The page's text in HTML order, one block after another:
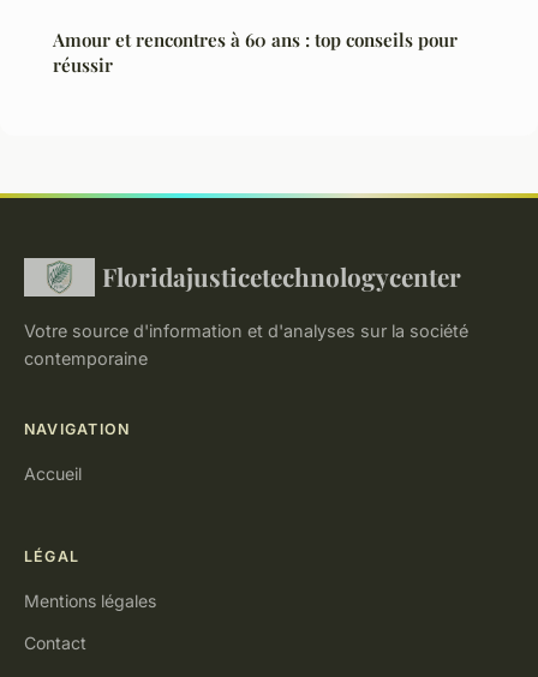
Amour et rencontres à 60 ans : top conseils pour
réussir
Floridajusticetechnologycenter
Votre source d'information et d'analyses sur la société
contemporaine
NAVIGATION
Accueil
LÉGAL
Mentions légales
Contact